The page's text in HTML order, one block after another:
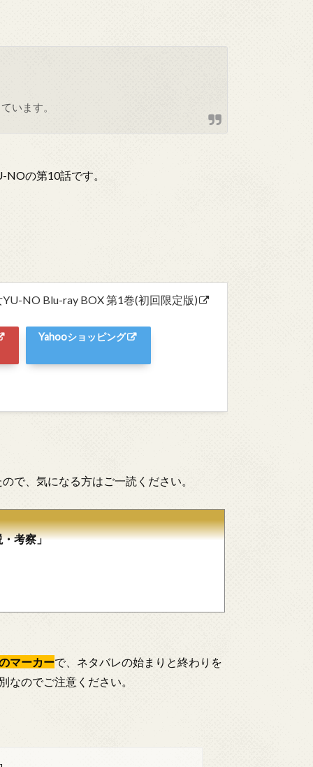
います。
の第10話です。
NO Blu-ray BOX 第1巻(初回限定版)
Yahooショッピング
で、気になる方はご一読ください。
考察」
マーカーで、ネタバレの始まりと終わりを
なのでご注意ください。